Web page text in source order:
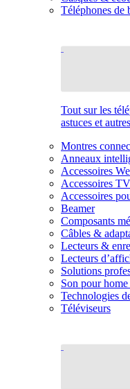
Téléphones de
Tout sur les
astuces et
Montres
Anneaux
Accessoires
Accessoires TV
Accessoires
Beamer
Composants
Câbles &
Lecteurs &
Lecteurs
Solutions
Son pour home
Technologies
Téléviseurs